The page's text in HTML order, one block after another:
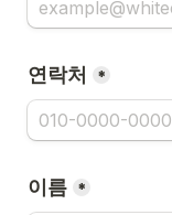
연락처 *
이름 *